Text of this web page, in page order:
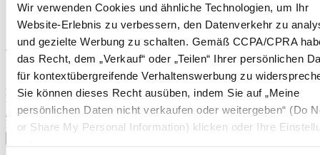
Wir verwenden Cookies und ähnliche Technologien, um Ihr
Website-Erlebnis zu verbessern, den Datenverkehr zu
und gezielte Werbung zu schalten. Gemäß CCPA/CPRA
das Recht, dem „Verkauf“ oder „Teilen“ Ihrer persönlichen
für kontextübergreifende Verhaltenswerbung zu
Sie können dieses Recht ausüben, indem Sie auf „Meine
persönlichen Daten nicht verkaufen oder weitergeben“ (Do
or Share My Personal Information) klicken oder Ihre
Verkaufsbedingungen und Konditionen
Widerruf des Vertrags
Willkommen im CERTINA Club
Abonnieren Sie unseren Newsletter und erhalten Sie exklusive
Information
Anmelden
Land/Region auswählen